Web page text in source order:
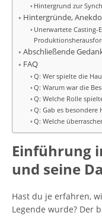
Hintergrund zur
Hintergründe,
Unerwartete Casting-
Abschließende
FAQ
Q: Wer spielte die
Q: Warum war die
Q: Welche Rolle
Q: Gab es
Q: Welche
Einführung
und seine
Hast du je erfahren,
Legende wurde? Der